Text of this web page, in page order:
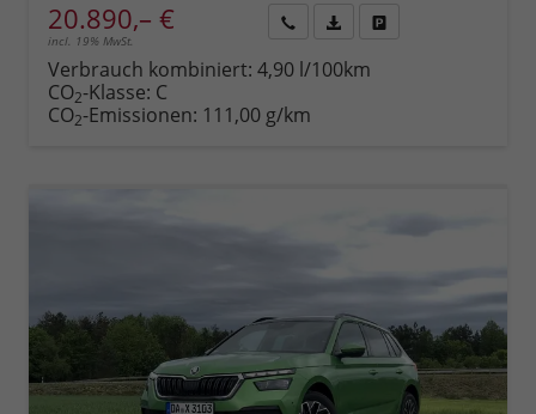
20.890,– €
incl. 19% MwSt.
anfordern
Datei,
Verbrauch kombiniert: 4,90 l/100km
CO2-Klasse: C
CO2-Emissionen: 111,00 g/km